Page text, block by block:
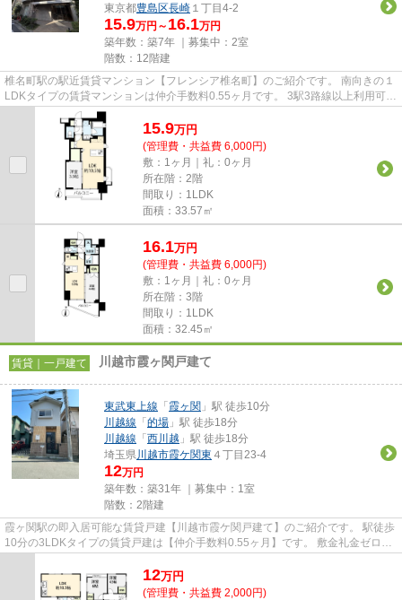
東京都豊島区長崎 １丁目4-2
15.9万円～ 16.1万円
築年数：築7年 ｜募集中： 2室
階数：12階建
椎名町駅の駅近賃貸マンション【フレンシア椎名町】のご紹介です。 南向きの１
LDKタイプの賃貸マンションは仲介手数料0.55ヶ月です。 3駅3路線以上利用可能
な好立地で通勤・通学に便...
15.9万円
(管理費・共益費 6,000円)
敷：1ヶ月｜礼：0ヶ月
所在階：2階
間取り：1LDK
面積：33.57㎡
16.1万円
(管理費・共益費 6,000円)
敷：1ヶ月｜礼：0ヶ月
所在階：3階
間取り：1LDK
面積：32.45㎡
賃貸｜一戸建て 川越市霞ヶ関戸建て
東武東上線 「 霞ヶ関 」駅 徒歩10分
川越線 「 的場 」駅 徒歩18分
川越線 「 西川越 」駅 徒歩18分
埼玉県川越市霞ケ関東 ４丁目23-4
12万円
築年数：築31年 ｜募集中： 1室
階数：2階建
霞ヶ関駅の即入居可能な賃貸戸建【川越市霞ケ関戸建て】のご紹介です。 駅徒歩
10分の3LDKタイプの賃貸戸建は【仲介手数料0.55ヶ月】です。 敷金礼金ゼロで
12万円
(管理費・共益費 2,000円)